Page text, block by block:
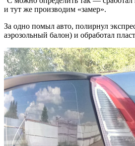
и тут же производим «замер».
За одно помыл авто, полирнул
аэрозольный балон) и обработал